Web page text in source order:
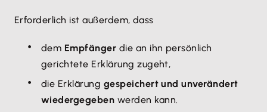
Erforderlich ist außerdem, dass
dem Empfänger die an ihn persönlich
gerichtete Erklärung zugeht,
die Erklärung gespeichert und unverändert
wiedergegeben werden kann.